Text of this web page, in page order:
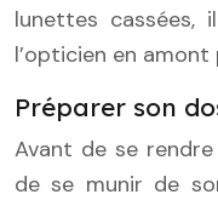
lunettes cassées,
l’opticien en
Préparer son
Avant de se
de se munir de